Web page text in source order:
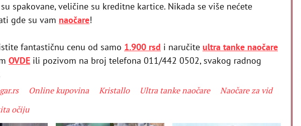
su spakovane, veličine su kreditne kartice. Nikada se više nećete
gde su vam naočare!
fantastičnu cenu od samo 1.900 rsd i naručite ultra tanke naočare
OVDE ili pozivom na broj telefona 011/442 0502, svakog radnog
Online kupovina Kristallo Ultra tanke naočare
Naočare za vid
očiju